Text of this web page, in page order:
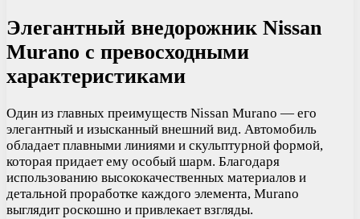
Элегантный внедорожник Nissan
Murano с превосходными
характеристиками
Один из главных преимуществ Nissan Murano — его
элегантный и изысканный внешний вид. Автомобиль
обладает плавными линиями и скульптурной формой,
которая придает ему особый шарм. Благодаря
использованию высококачественных материалов и
детальной проработке каждого элемента, Murano
выглядит роскошно и привлекает взгляды.